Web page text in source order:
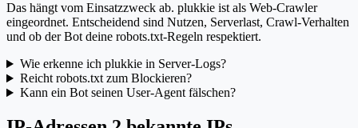
Das hängt vom Einsatzzweck ab. plukkie ist als Web-Crawler
eingeordnet. Entscheidend sind Nutzen, Serverlast, Crawl-Verhalten
und ob der Bot deine robots.txt-Regeln respektiert.
Wie erkenne ich plukkie in Server-Logs?
Reicht robots.txt zum Blockieren?
Kann ein Bot seinen User-Agent fälschen?